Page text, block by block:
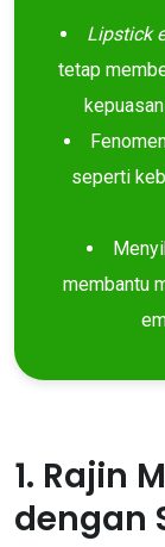
Lipstick
tetap
seperti
membantu
1. Rajin
dengan